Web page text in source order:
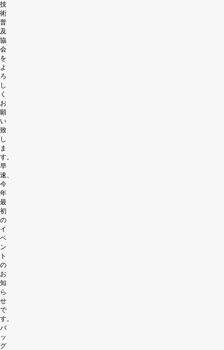
技
術
普
及
協
会
を
よ
ろ
し
く
お
願
い
致
し
ま
す。
早
速、
今
年
最
初
の
イ
ベ
ン
ト
の
お
知
ら
せ
で
す。
バ
ッ
グ